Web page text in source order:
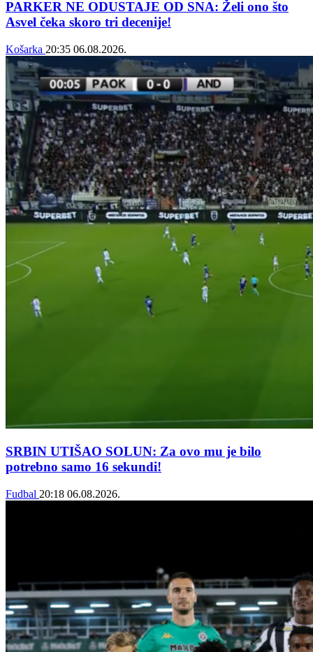
PARKER NE ODUSTAJE OD SNA: Želi ono što
Asvel čeka skoro tri decenije!
Košarka 20:35 06.08.2026.
SRBIN UTIŠAO SOLUN: Za ovo mu je bilo
potrebno samo 16 sekundi!
Fudbal 20:18 06.08.2026.